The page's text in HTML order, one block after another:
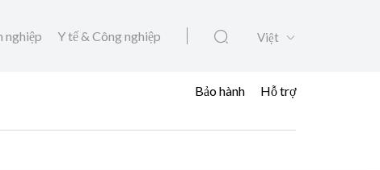
nghiệp Y tế & Công nghiệp Việt
Bảo hành Hỗ trợ